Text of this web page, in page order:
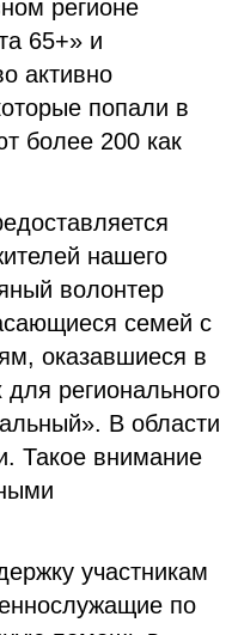
регионе
65+» и
активно
попали в
более 200 как
нашего
волонтер
семей с
оказавшиеся в
регионального
В области
Такое внимание
участникам
по